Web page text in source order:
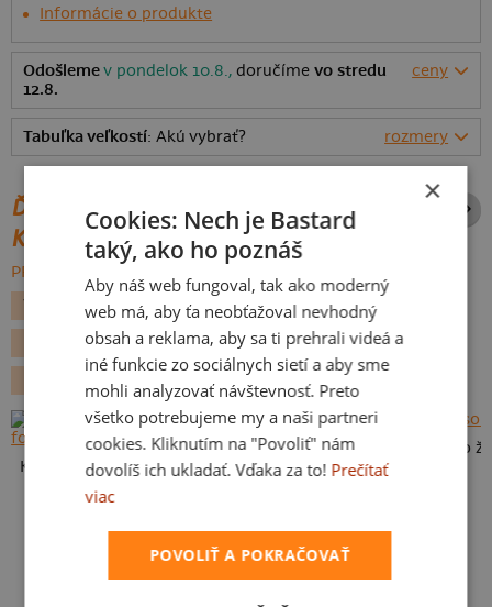
Informácie o produkte
Odošlemev pondelok 10.8., doručímevo stredu
12.8.
ceny
Tabuľka veľkostí: Akú vybrať? rozmery
ĎALŠIE POTLAČE Z ROVNAKEJ
KATEGÓRIE
PREHĽADÁVAŤ VŠETKO:
VALENTIN
ŠKOLA VLASTNÝ TEXT
VIANOCE
DEŇ MATIEK
DEŇ OTCOV
VLASTNÁ POTLAČ
PRE UČITEĽOV
Karikatúra z vlastnej fotky Detské kresby - Nahraj vlastnú
To je moje so
×
Cookies: Nech je Bastard
taký, ako ho poznáš
Aby náš web fungoval, tak ako moderný
web má, aby ťa neobťažoval nevhodný
obsah a reklama, aby sa ti prehrali videá a
iné funkcie zo sociálnych sietí a aby sme
mohli analyzovať návštevnosť. Preto
všetko potrebujeme my a naši partneri
cookies. Kliknutím na "Povoliť" nám
dovolíš ich ukladať. Vďaka za to! Prečítať
viac
POVOLIŤ A POKRAČOVAŤ